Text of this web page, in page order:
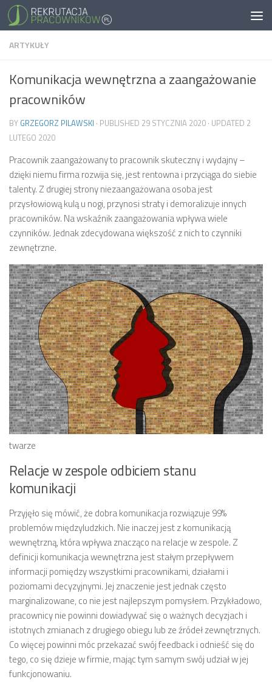
ARTYKUŁY
Komunikacja wewnętrzna a zaangażowanie
pracowników
BY GRZEGORZ PILAWSKI · PUBLISHED 29 STYCZNIA 2020 · UPDATED 2
LUTEGO 2020
Pracownik zaangażowany to pracownik skuteczny i wydajny –
dzięki niemu firma rozwija się, jest rentowna i przyciąga do siebie
talenty. Z drugiej strony niezaangażowana osoba jest
przysłowiową kulą u nogi, przynosi straty i demoralizuje innych
pracowników. Na wskaźnik zaangażowania wpływa wiele
czynników. Jednak zdecydowana większość z nich to czynniki
zewnętrzne.
twarze
Relacje w zespole odbiciem stanu
komunikacji
Przyjęło się mówić, że dobra komunikacja rozwiązuje 99%
problemów międzyludzkich. Nie inaczej jest z komunikacją
wewnętrzną, która wpływa znacząco na relacje w zespole. Z
definicji komunikacja wewnętrzna jest stałym przepływem
informacji pomiędzy wszystkimi pracownikami, działami i
poziomami decyzyjnymi. Jej znaczenie jest jednak często
marginalizowane, co nie jest najlepszym pomysłem. Przykładowo,
pracownicy nie powinni dowiadywać się o ważnych decyzjach i
istotnych zmianach z drugiego obiegu lub ze źródeł zewnętrznych.
Co więcej powinni móc przekazać swój feedback i odnieść się do
tego, co się dzieje w firmie, mając tym samym swój udział w jej
funkcjonowaniu.